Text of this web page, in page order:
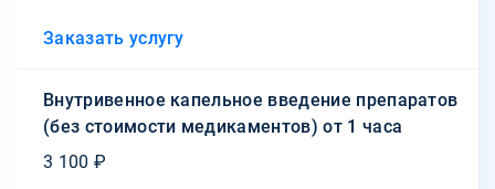
Заказать услугу
Внутривенное капельное введение препаратов
(без стоимости медикаментов) от 1 часа
3 100 ₽